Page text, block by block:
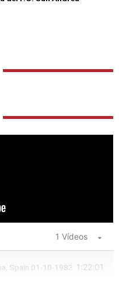
1 Vídeos
Spain 01-10-1983 (full show
1:22:01